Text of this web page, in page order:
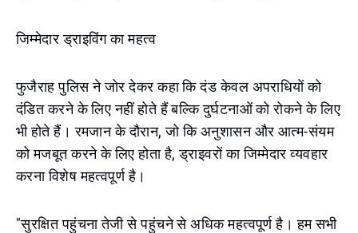
जिम्मेदार ड्राइविंग का महत्व
फुजैराह पुलिस ने जोर देकर कहा कि दंड केवल अपराधियों को
दंडित करने के लिए नहीं होते हैं बल्कि दुर्घटनाओं को रोकने के लिए
भी होते हैं। रमजान के दौरान, जो कि अनुशासन और आत्म-संयम
को मजबूत करने के लिए होता है, ड्राइवरों का जिम्मेदार व्यवहार
करना विशेष महत्वपूर्ण है।
"सुरक्षित पहुंचना तेजी से पहुंचने से अधिक महत्वपूर्ण है। हम सभी